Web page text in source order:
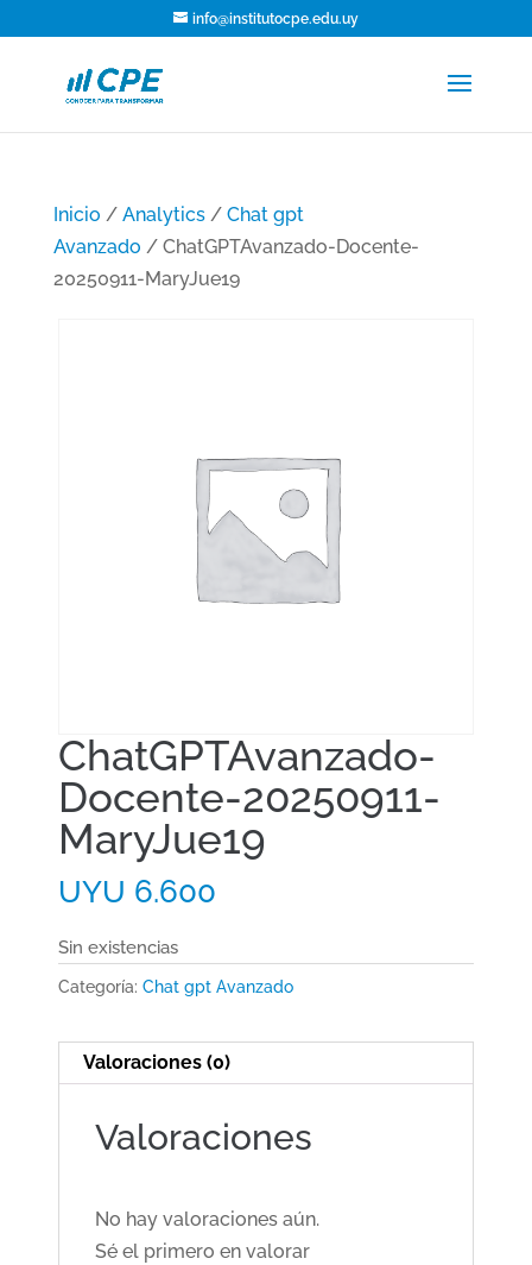
info@institutocpe.edu.uy
Inicio / Analytics/ Chat gpt
Avanzado / ChatGPTAvanzado-Docente-
20250911-MaryJue19
ChatGPTAvanzado-
Docente-20250911-
MaryJue19
UYU 6.600
Sin existencias
Categoría: Chat gpt Avanzado
Valoraciones (0)
Valoraciones
No hay valoraciones aún.
Sé el primero en valorar